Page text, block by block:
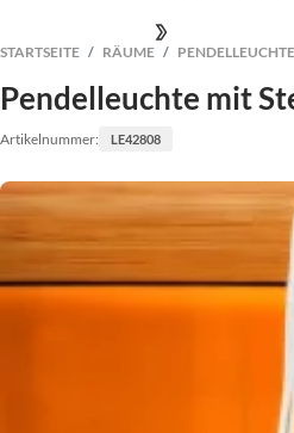
STARTSEITE RÄUME
Pendelleuchte mit
Artikelnummer: LE42808